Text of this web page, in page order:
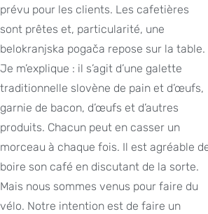
prévu pour les clients. Les cafetières
sont prêtes et, particularité, une
belokranjska pogača repose sur la table.
Je m’explique : il s’agit d’une galette
traditionnelle slovène de pain et d’œufs,
garnie de bacon, d’œufs et d’autres
produits. Chacun peut en casser un
morceau à chaque fois. Il est agréable
boire son café en discutant de la sorte.
Mais nous sommes venus pour faire du
vélo. Notre intention est de faire un